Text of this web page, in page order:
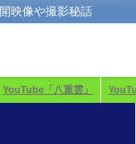
映像や撮影秘話
YouTube「八重雲」